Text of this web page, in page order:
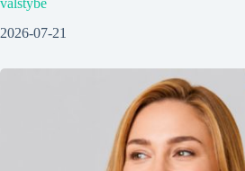
valstybė
2026-07-21